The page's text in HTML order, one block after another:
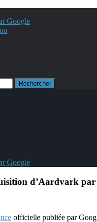
Google
Google
d’Aardvark par
officielle publiée par